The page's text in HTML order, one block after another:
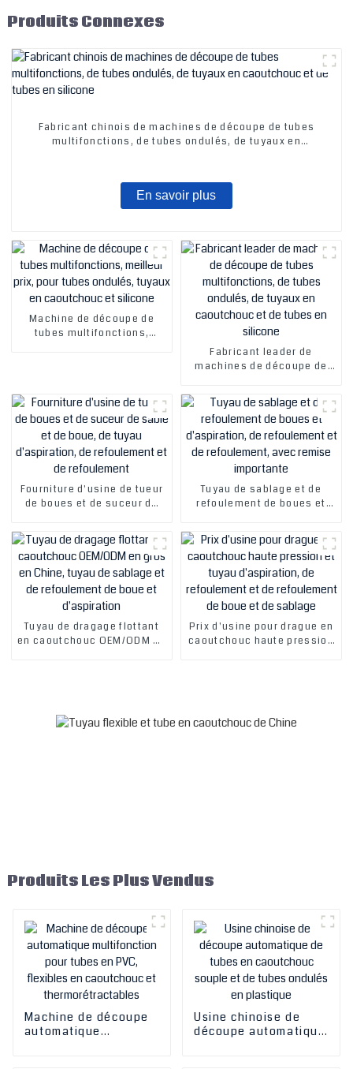
Produits Connexes
Fabricant chinois de machines de découpe de tubes
multifonctions, de tubes ondulés, de tuyaux en
En savoir plus
Machine de découpe de
tubes multifonctions,
Fabricant leader de
machines de découpe de
tubes ondulés, de tuyaux en
caoutchouc et de tubes en
silicone
Fourniture d'usine de tueur
de boues et de suceur de
d'aspiration, de
refoulement et de
refoulement
Tuyau de sablage et de
refoulement de boues et
refoulement et de
refoulement, avec remise
importante
Tuyau de dragage flottant
en caoutchouc OEM/ODM en
Prix ​​d'usine pour drague en
caoutchouc haute pression
Produits Les Plus Vendus
Machine de découpe
automatique
Usine chinoise de
découpe automatique